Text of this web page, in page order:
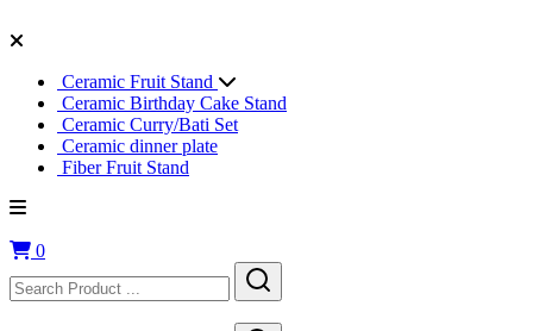
Ceramic Fruit Stand
Ceramic Birthday Cake Stand
Ceramic Curry/Bati Set
Ceramic dinner plate
Fiber Fruit Stand
0